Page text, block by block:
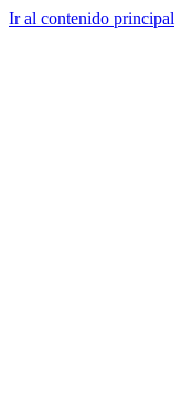
Ir al contenido principal